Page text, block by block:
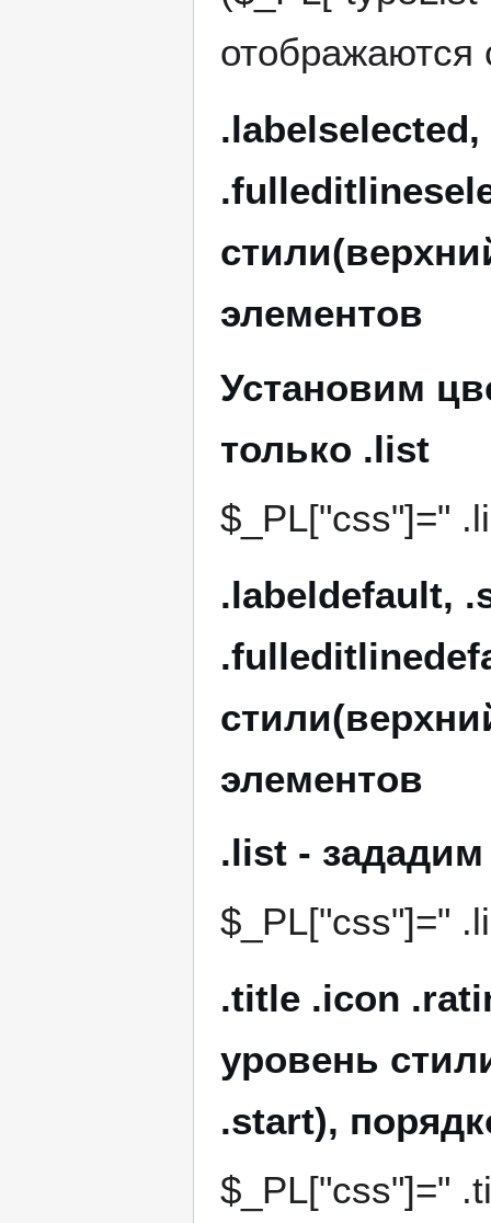
отображаются
элементов
Установим
только .list
$_PL["css"]="
.labeldefault,
элементов
.list -
$_PL["css"]="
.title .icon
уровень
.start),
$_PL["css"]="